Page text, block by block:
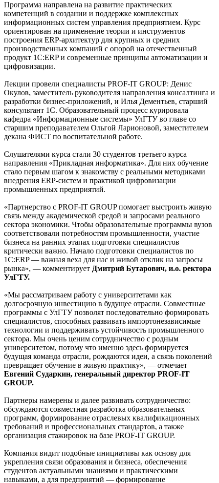
Программа направлена на развитие практических
компетенций в создании и поддержке комплексных
информационных систем управления предприятием. Курс
ориентирован на применение теории и инструментов
построения ERP-архитектур для крупных и средних
производственных компаний с опорой на отечественный
продукт 1С:ERP и современные принципы автоматизации и
цифровизации.
Лекции провели специалисты PROF-IT GROUP: Денис
Окулов, заместитель руководителя направления консалтинга и
разработки бизнес-приложений, и Илья Дементьев, старший
консультант 1С. Образовательный процесс курировала
кафедра «Информационные системы» УлГТУ во главе со
старшим преподавателем Ольгой Ларионовой, заместителем
декана ФИСТ по воспитательной работе.
Слушателями курса стали 30 студентов третьего курса
направления «Прикладная информатика». Для них обучение
стало первым шагом к знакомству с реальными методиками
внедрения ERP-систем и практикой цифровизации
промышленных предприятий.
«Партнерство с PROF-IT GROUP помогает выстроить живую
связь между академической средой и запросами реального
сектора экономики. Чтобы образовательные программы вузов
соответствовали потребностям промышленности, участие
бизнеса на ранних этапах подготовки специалистов
критически важно. Начало подготовки специалистов по
1С:ERP — важная веха для нас и живой отклик на запросы
рынка», — комментирует Дмитрий Бутарович, и.о. ректора
УлГТУ.
«Мы рассматриваем работу с университетами как
долгосрочную инвестицию в будущее отрасли. Совместные
программы с УлГТУ позволят последовательно формировать
специалистов, способных развивать импортонезависимые
технологии и поддерживать устойчивость промышленного
сектора. Мы очень ценим сотрудничество с родным
университетом, потому что именно здесь формируется
будущая команда отрасли, рождаются идеи, а связь поколений
превращает обучение в живую практику», — отмечает
Евгений Сударкин, генеральный директор PROF-IT
GROUP.
Партнеры намерены и далее развивать сотрудничество:
обсуждаются совместная разработка образовательных
программ, формирование отраслевых квалификационных
требований и профессиональных стандартов, а также
организация стажировок на базе PROF-IT GROUP.
Компания видит подобные инициативы как основу для
укрепления связи образования и бизнеса, обеспечения
студентов актуальными знаниями и практическими
навыками, а для предприятий — формирование